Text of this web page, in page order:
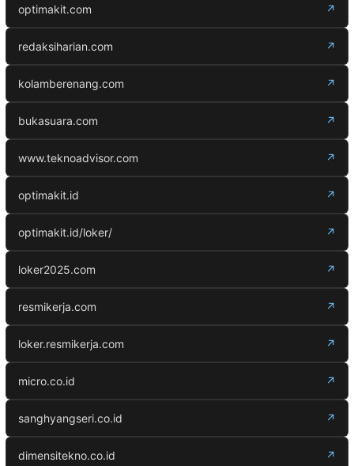
optimakit.com ↗
redaksiharian.com ↗
kolamberenang.com ↗
bukasuara.com ↗
www.teknoadvisor.com ↗
optimakit.id ↗
optimakit.id/loker/ ↗
loker2025.com ↗
resmikerja.com ↗
loker.resmikerja.com ↗
micro.co.id ↗
sanghyangseri.co.id ↗
dimensitekno.co.id ↗